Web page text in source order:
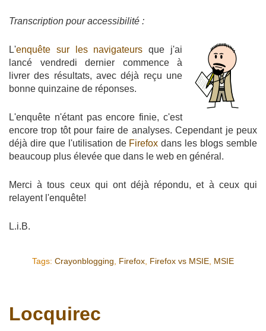
Transcription pour accessibilité :
L'enquête sur les navigateurs que j'ai
lancé vendredi dernier commence à
livrer des résultats, avec déjà reçu une
bonne quinzaine de réponses.
L'enquête n'étant pas encore finie, c'est
encore trop tôt pour faire de analyses. Cependant je peux
déjà dire que l'utilisation de Firefox dans les blogs semble
beaucoup plus élevée que dans le web en général.
Merci à tous ceux qui ont déjà répondu, et à ceux qui
relayent l'enquête!
L.i.B.
Tags: Crayonblogging Firefox Firefox vs MSIE MSIE
Locquirec